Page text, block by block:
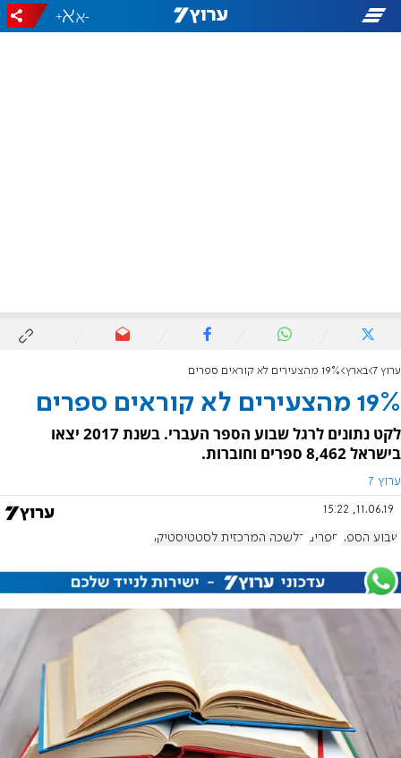
-
+
ערוץ 7 בארץ 19% מהצעירים לא קוראים ספרים
19% מהצעירים לא קוראים ספרים
לקט נתונים לרגל שבוע הספר העברי. בשנת 2017 יצאו
בישראל 8,462 ספרים וחוברות.
ערוץ 7
11.06.19, 15:22
שבוע הספר ספרים הלשכה המרכזית לסטטיסטיקה